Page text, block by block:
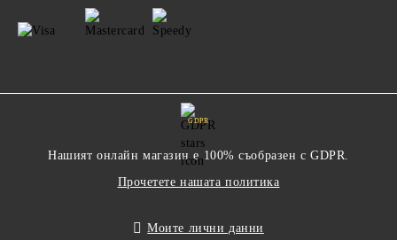
GDPR
Нашият онлайн магазин е 100% съобразен с GDPR.
Прочетете нашата политика
Моите лични данни